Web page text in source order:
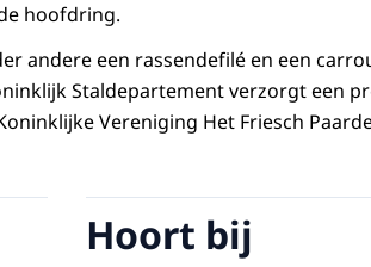
hoofdring.
andere een rassendefilé en een
Staldepartement verzorgt een
Vereniging Het Friesch
Hoort bij